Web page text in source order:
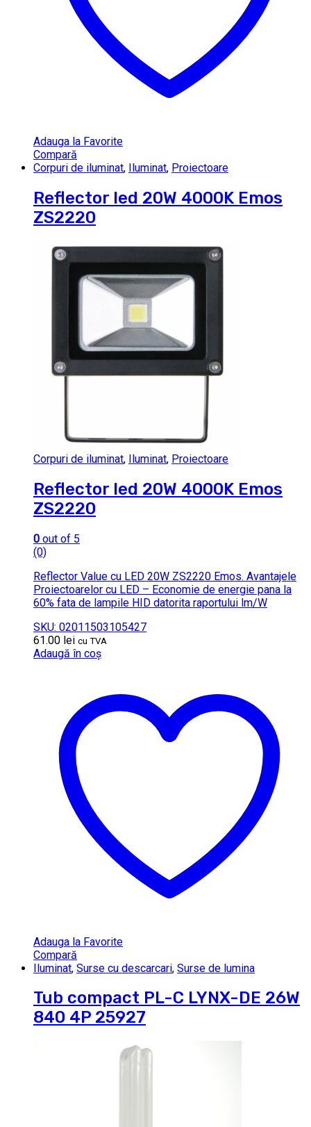
Adauga la Favorite
Compară
Corpuri de iluminat, Iluminat, Proiectoare
Reflector led 20W 4000K Emos
ZS2220
Corpuri de iluminat, Iluminat, Proiectoare
Reflector led 20W 4000K Emos
ZS2220
0 out of 5
(0)
Reflector Value cu LED 20W ZS2220 Emos. Avantajele
Proiectoarelor cu LED – Economie de energie pana la
60% fata de lampile HID datorita raportului lm/W
SKU: 02011503105427
61.00 lei cu TVA
Adaugă în coș
Adauga la Favorite
Compară
Iluminat, Surse cu descarcari, Surse de lumina
Tub compact PL-C LYNX-DE 26W
840 4P 25927